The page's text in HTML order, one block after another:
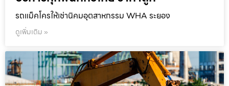
รถแม็คโครให้เช่านิคมอุตสาหกรรม WHA ระยอง
ดูเพิ่มเติม »